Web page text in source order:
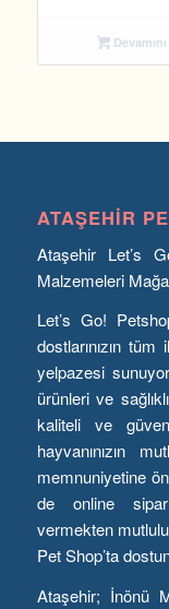
ATAŞEHIR
Ataşehir Let’s
Malzemeleri
Let’s Go!
dostlarınızın
yelpazesi
ürünleri ve
kaliteli ve
hayvanınızın
memnuniyetine
de online
vermekten
Pet Shop’ta
Ataşehir; İnönü